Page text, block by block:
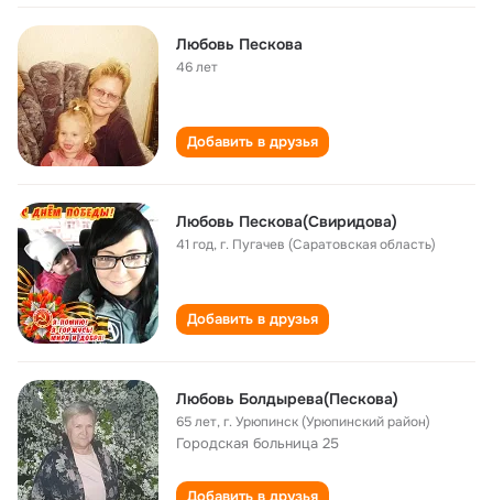
Любовь Пескова
46 лет
Добавить в друзья
Любовь Пескова(Свиридова)
41 год,г. Пугачев (Саратовская область)
Добавить в друзья
Любовь Болдырева(Пескова)
65 лет,г. Урюпинск (Урюпинский район)
Городская больница 25
Добавить в друзья